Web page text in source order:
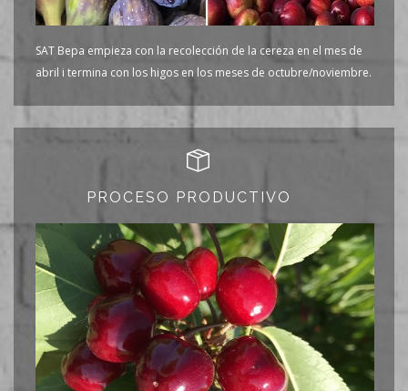
SAT Bepa empieza con la recolección de la cereza en el mes de
abril i termina con los higos en los meses de octubre/noviembre.
PROCESO PRODUCTIVO